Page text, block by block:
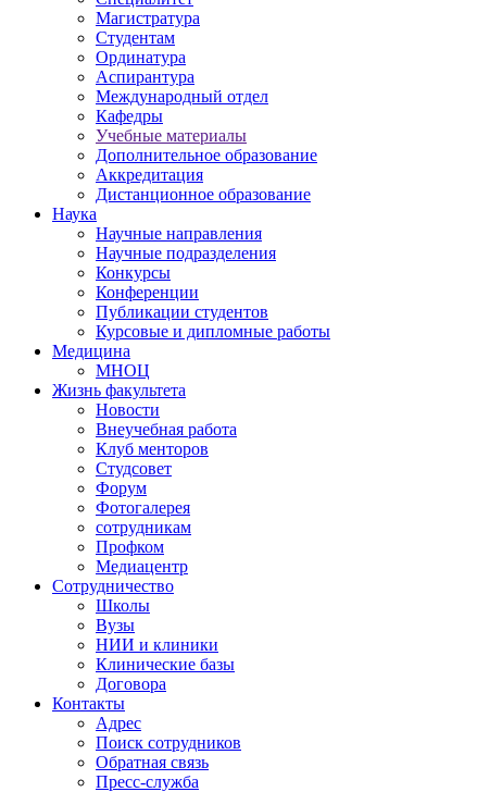
Магистратура
Студентам
Ординатура
Аспирантура
Международный отдел
Кафедры
Учебные материалы
Дополнительное образование
Аккредитация
Дистанционное образование
Наука
Научные направления
Научные подразделения
Конкурсы
Конференции
Публикации студентов
Курсовые и дипломные работы
Медицина
МНОЦ
Жизнь факультета
Новости
Внеучебная работа
Клуб менторов
Студсовет
Форум
Фотогалерея
сотрудникам
Профком
Медиацентр
Сотрудничество
Школы
Вузы
НИИ и клиники
Клинические базы
Договора
Контакты
Адрес
Поиск сотрудников
Обратная связь
Пресс-служба